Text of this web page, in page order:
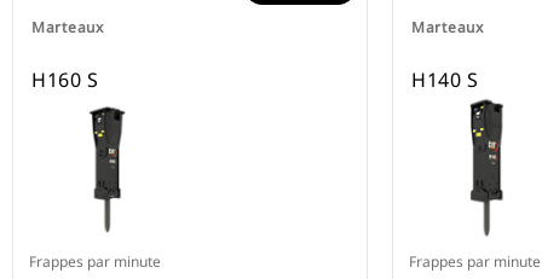
Marteaux
H160 S
Frappes par minute
Marteaux
H140 S
Frappes par minute